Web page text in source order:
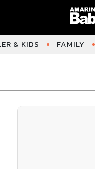
& KIDS FAMILY